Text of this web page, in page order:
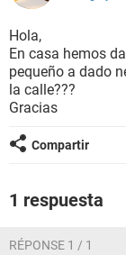
BIENESTAR
SEXUALIDAD
GLOSARIO
Hola,
En casa hemos
pequeño a dado
la calle???
Gracias
Compartir
1 respuesta
RÉPONSE 1 / 1